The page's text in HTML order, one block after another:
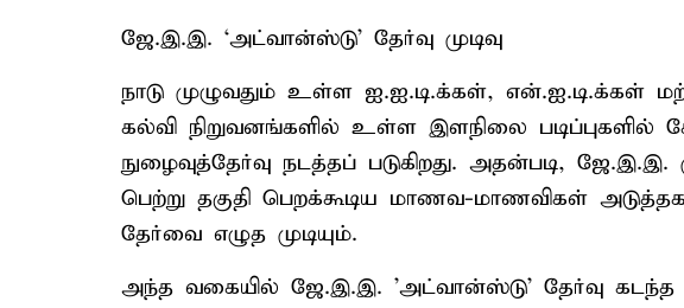
ஜே.இ.இ. ‘அட்வான்ஸ்டு' தேர்வு முடிவு
நாடு முழுவதும் உள்ள ஐ.ஐ.டி.க்கள், என்.ஐ.டி.க்கள்
கல்வி நிறுவனங்களில் உள்ள இளநிலை படிப்புகளில்
நுழைவுத்தேர்வு நடத்தப் படுகிறது. அதன்படி,
பெற்று தகுதி பெறக்கூடிய மாணவ-மாணவிகள்
தேர்வை எழுத முடியும்.
அந்த வகையில் ஜே.இ.இ. 'அட்வான்ஸ்டு' தேர்வு கடந்த